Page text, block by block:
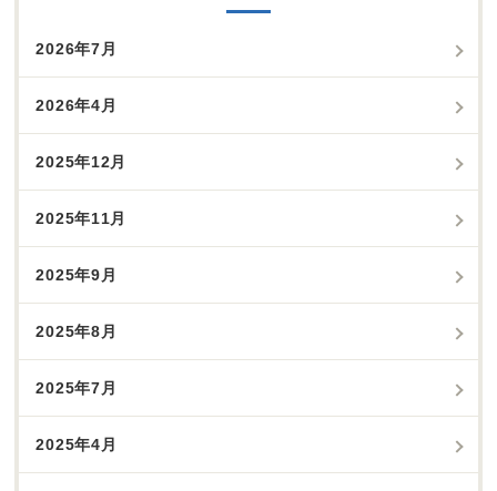
2026年7月
2026年4月
2025年12月
2025年11月
2025年9月
2025年8月
2025年7月
2025年4月